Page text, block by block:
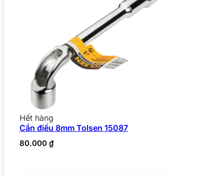
Hết hàng
Cần điếu 8mm Tolsen 15087
80.000 ₫